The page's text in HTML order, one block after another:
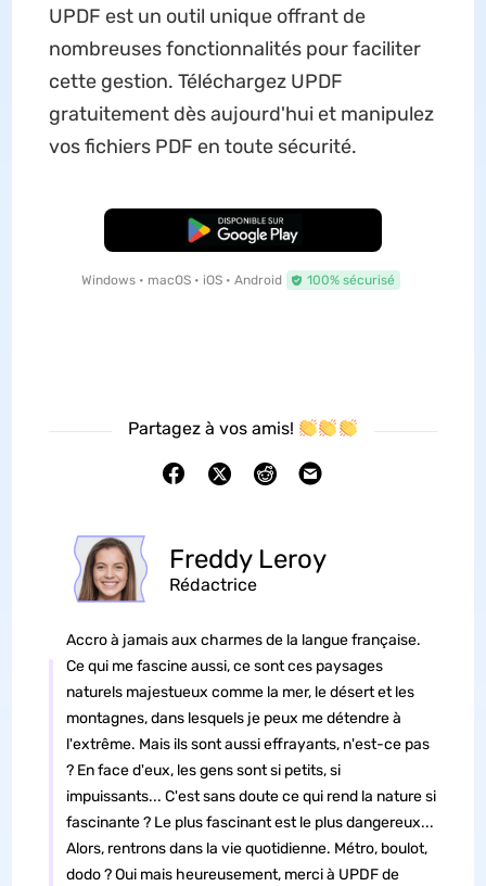
UPDF est un outil unique offrant de
nombreuses fonctionnalités pour faciliter
cette gestion. Téléchargez UPDF
gratuitement dès aujourd'hui et manipulez
vos fichiers PDF en toute sécurité.
TÉLÉCHARGER
Windows • macOS • iOS • Android 100% sécurisé
Partagez à vos amis!
Freddy Leroy
Rédactrice
Accro à jamais aux charmes de la langue française.
Ce qui me fascine aussi, ce sont ces paysages
naturels majestueux comme la mer, le désert et les
montagnes, dans lesquels je peux me détendre à
l'extrême. Mais ils sont aussi effrayants, n'est-ce pas
? En face d'eux, les gens sont si petits, si
impuissants... C'est sans doute ce qui rend la nature si
fascinante ? Le plus fascinant est le plus dangereux...
Alors, rentrons dans la vie quotidienne. Métro, boulot,
dodo ? Oui mais heureusement, merci à UPDF de